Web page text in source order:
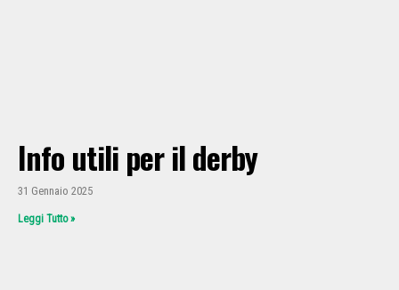
Info utili per il derby
31 Gennaio 2025
Leggi Tutto »